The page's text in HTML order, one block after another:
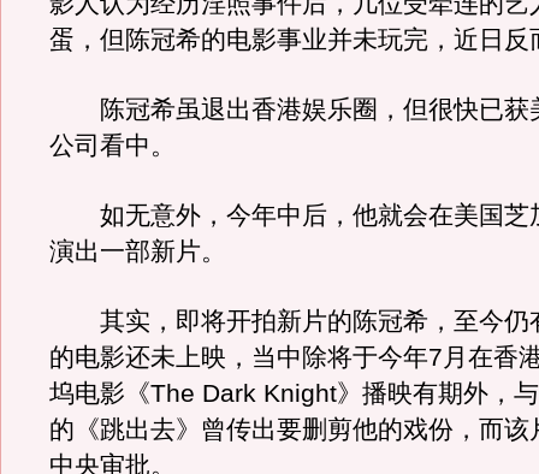
蛋，但陈冠希的电影事业并未玩完，近日反
陈冠希虽退出香港娱乐圈，但很快已获
公司看中。
如无意外，今年中后，他就会在美国芝
演出一部新片。
其实，即将开拍新片的陈冠希，至今仍
的电影还未上映，当中除将于今年7月在香
坞电影《The Dark Knight》播映有期外，
的《跳出去》曾传出要删剪他的戏份，而该
中央审批。